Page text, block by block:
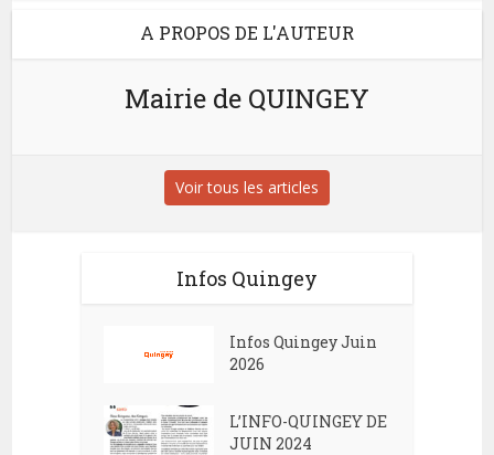
A PROPOS DE L'AUTEUR
Mairie de QUINGEY
Voir tous les articles
Infos Quingey
Infos Quingey Juin
2026
L’INFO-QUINGEY DE
JUIN 2024